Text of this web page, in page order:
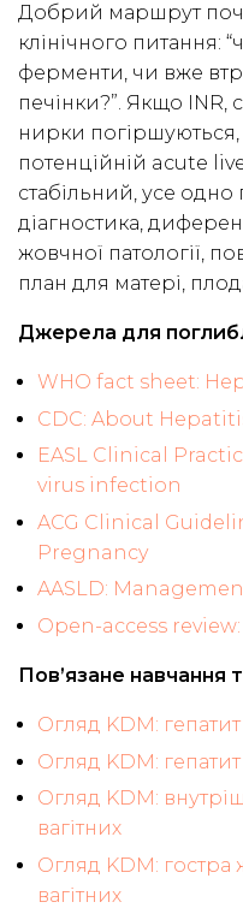
Добрий маршрут
клінічного питання:
ферменти, чи вже
печінки?”. Якщо INR,
нирки погіршуються,
потенційній acute
стабільний, усе одно
діагностика,
жовчної патології,
план для матері,
Джерела для
WHO fact sheet:
CDC: About
EASL Clinical
virus infection
ACG Clinical
Pregnancy
AASLD:
Open-access
Пов’язане навчання
Огляд KDM: гепатит
Огляд KDM: гепатит
Огляд KDM:
вагітних
Огляд KDM:
вагітних